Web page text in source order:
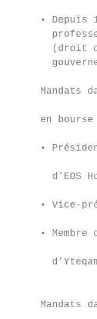
• Depuis
(droit
Mandats
     en bourse
•
d’EOS
• Vice-
• Membre
Mandats